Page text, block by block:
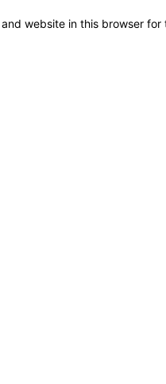
website in this browser